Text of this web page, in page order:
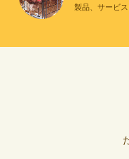
製品、サービ